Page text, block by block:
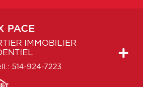
PACE
IMMOBILIER
514-924-7223